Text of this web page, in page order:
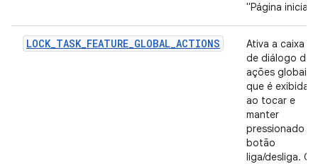
"Página inicial".
LOCK_TASK_FEATURE_GLOBAL_ACTIONS
Ativa a caixa
de diálogo de
ações globais
que é exibida
ao tocar e
manter
pressionado o
botão
liga/desliga. O